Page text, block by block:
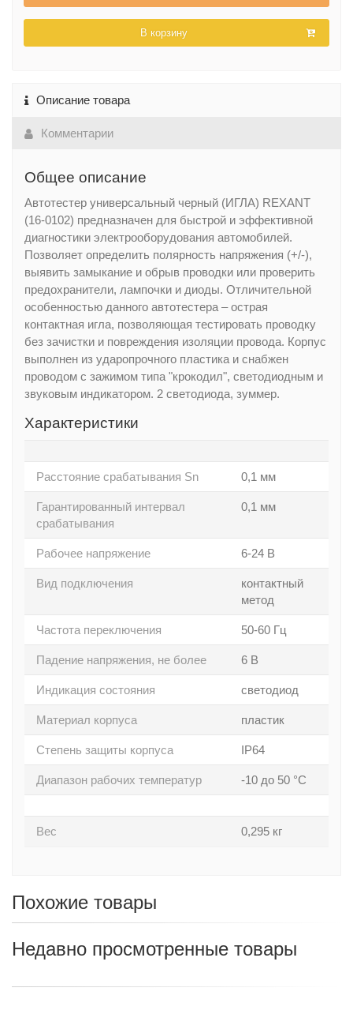
В корзину
Описание товара
Комментарии
Общее описание
Автотестер универсальный черный (ИГЛА) REXANT
(16-0102) предназначен для быстрой и эффективной
диагностики электрооборудования автомобилей.
Позволяет определить полярность напряжения (+/-),
выявить замыкание и обрыв проводки или проверить
предохранители, лампочки и диоды. Отличительной
особенностью данного автотестера – острая
контактная игла, позволяющая тестировать проводку
без зачистки и повреждения изоляции провода. Корпус
выполнен из ударопрочного пластика и снабжен
проводом с зажимом типа "крокодил", светодиодным и
звуковым индикатором. 2 светодиода, зуммер.
Характеристики
Расстояние срабатывания Sn 0,1 мм
Гарантированный интервал
срабатывания
0,1 мм
Рабочее напряжение 6-24 В
Вид подключения
контактный
метод
Частота переключения 50-60 Гц
Падение напряжения, не более 6 В
Индикация состояния светодиод
Материал корпуса пластик
Степень защиты корпуса IP64
Диапазон рабочих температур -10 до 50 °C
Вес 0,295 кг
Похожие товары
Недавно просмотренные товары